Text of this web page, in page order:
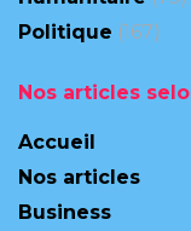
Politique (167)
Nos articles
Accueil
Nos articles
Business